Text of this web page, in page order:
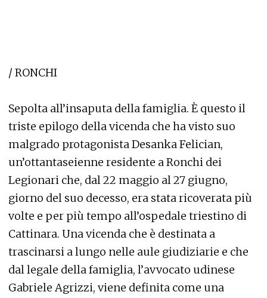
/ RONCHI
Sepolta all’insaputa della famiglia. È questo il
triste epilogo della vicenda che ha visto suo
malgrado protagonista Desanka Felician,
un’ottantaseienne residente a Ronchi dei
Legionari che, dal 22 maggio al 27 giugno,
giorno del suo decesso, era stata ricoverata più
volte e per più tempo all’ospedale triestino di
Cattinara. Una vicenda che è destinata a
trascinarsi a lungo nelle aule giudiziarie e che
dal legale della famiglia, l’avvocato udinese
Gabriele Agrizzi, viene definita come una